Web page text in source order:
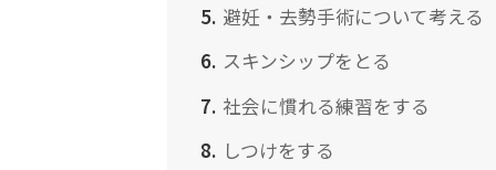
避妊・去勢手術について考える
スキンシップをとる
社会に慣れる練習をする
しつけをする